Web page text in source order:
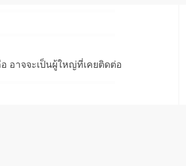
อาจจะเป็นผู้ใหญ่ที่เคยติดต่อ